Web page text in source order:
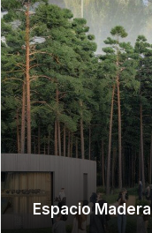
Espacio Madera